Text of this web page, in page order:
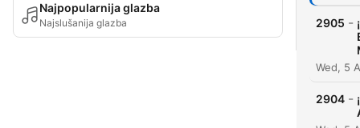
Najpopularnija glazba
Najslušanija glazba 2905 -
Wed, 5
2904 -